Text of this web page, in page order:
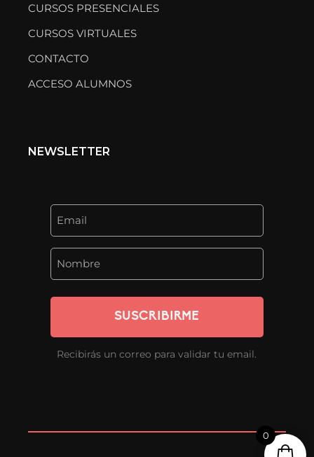
CURSOS PRESENCIALES
CURSOS VIRTUALES
CONTACTO
ACCESO ALUMNOS
NEWSLETTER
SUSCRIBIRME
Recibirás un correo para validar tu email.
0